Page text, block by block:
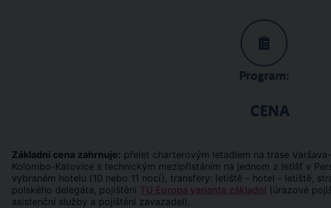
Program:
CENA
Základní cena zahrnuje: přelet charterovým letadlem na trase
Kolombo-Katovice s technickým mezipřistáním na jednom z letišť v
vybraném hotelu (10 nebo 11 nocí), transfery: letiště - hotel - letiště,
polského delegáta, pojištění TU Europa varianta základní (úrazové
asistenční služby a pojištění zavazadel).